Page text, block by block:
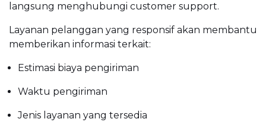
langsung menghubungi customer support.
Layanan pelanggan yang responsif akan membantu
memberikan informasi terkait:
Estimasi biaya pengiriman
Waktu pengiriman
Jenis layanan yang tersedia